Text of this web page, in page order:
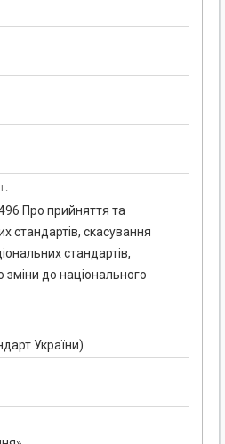
Про прийняття та
стандартів, скасування
стандартів,
до національного
України)